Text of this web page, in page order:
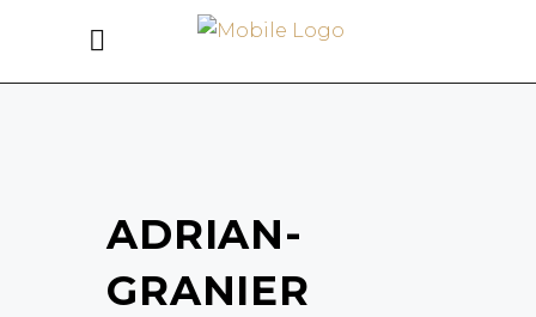
ADRIAN-
GRANIER